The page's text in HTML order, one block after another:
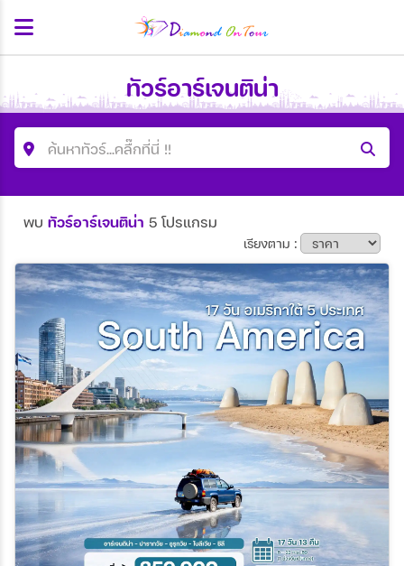
ทัวร์อาร์เจนติน่า
ค้นหาทัวร์...คลื๊กที่นี่ !!
ค้นหาโปรแกรมทัวร์
ประเทศ
เมือง
สายการบิน
ตั้งแต่วันที่
ถึงวันที่
พบ ทัวร์อาร์เจนติน่า 5 โปรแกรม
เรียงตาม :